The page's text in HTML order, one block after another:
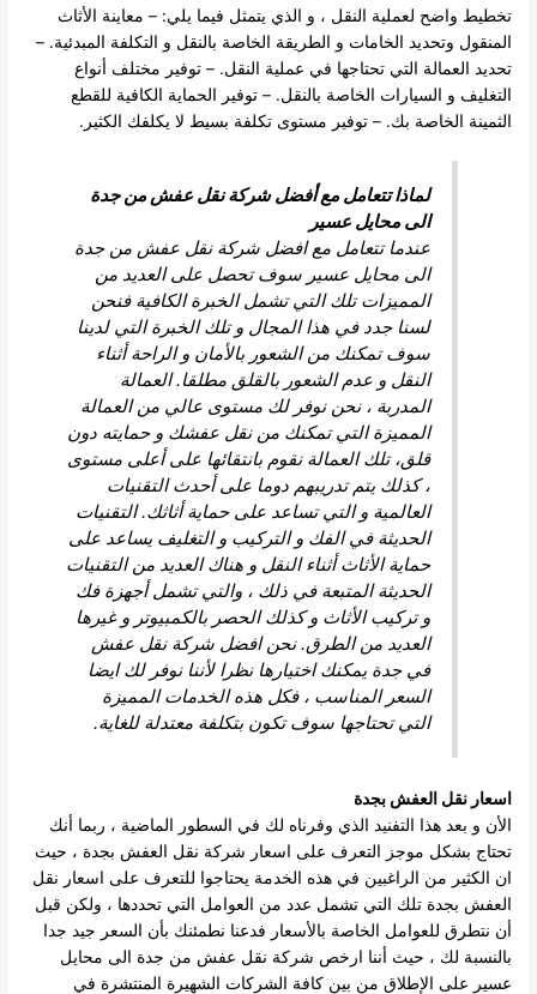
تخطيط واضح لعملية النقل ، و الذي يتمثل فيما يلي: – معاينة الأثاث
المنقول وتحديد الخامات و الطريقة الخاصة بالنقل و التكلفة المبدئية. –
تحديد العمالة التي تحتاجها في عملية النقل. – توفير مختلف أنواع
التغليف و السيارات الخاصة بالنقل. – توفير الحماية الكافية للقطع
الثمينة الخاصة بك. – توفير مستوى تكلفة بسيط لا يكلفك الكثير.
لماذا تتعامل مع أفضل شركة نقل عفش من جدة
الى محايل عسير
عندما تتعامل مع افضل شركة نقل عفش من جدة
الى محايل عسير سوف تحصل على العديد من
المميزات تلك التي تشمل الخبرة الكافية فنحن
لسنا جدد في هذا المجال و تلك الخبرة التي لدينا
سوف تمكنك من الشعور بالأمان و الراحة أثناء
النقل و عدم الشعور بالقلق مطلقا. العمالة
المدربة ، نحن نوفر لك مستوى عالي من العمالة
المميزة التي تمكنك من نقل عفشك و حمايته دون
قلق، تلك العمالة نقوم بانتقائها على أعلى مستوى
، كذلك يتم تدريبهم دوما على أحدث التقنيات
العالمية و التي تساعد على حماية أثاثك. التقنيات
الحديثة في الفك و التركيب و التغليف يساعد على
حماية الأثاث أثناء النقل و هناك العديد من التقنيات
الحديثة المتبعة في ذلك ، والتي تشمل أجهزة فك
و تركيب الأثاث و كذلك الحصر بالكمبيوتر و غيرها
العديد من الطرق. نحن افضل شركة نقل عفش
في جدة يمكنك اختيارها نظرا لأننا نوفر لك ايضا
السعر المناسب ، فكل هذه الخدمات المميزة
التي تحتاجها سوف تكون بتكلفة معتدلة للغاية.
اسعار نقل العفش بجدة
الأن و بعد هذا التفنيد الذي وفرناه لك في السطور الماضية ، ربما أنك
تحتاج بشكل موجز التعرف على اسعار شركة نقل العفش بجدة ، حيث
ان الكثير من الراغبين في هذه الخدمة يحتاجوا للتعرف على اسعار نقل
العفش بجدة تلك التي تشمل عدد من العوامل التي تحددها ، ولكن قبل
أن نتطرق للعوامل الخاصة بالأسعار فدعنا نطمئنك بأن السعر جيد جدا
بالنسبة لك ، حيث أننا ارخص شركة نقل عفش من جدة الى محايل
عسير على الإطلاق من بين كافة الشركات الشهيرة المنتشرة في